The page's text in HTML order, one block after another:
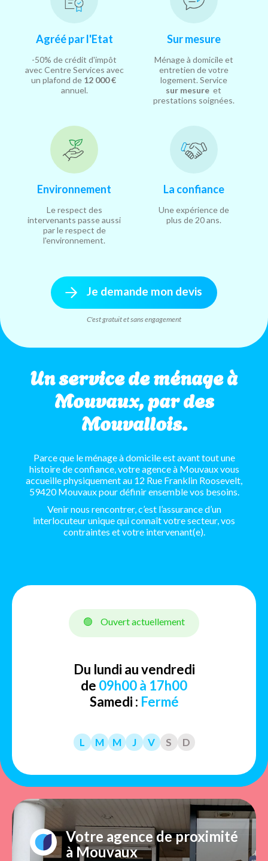
Agréé par l'Etat
-50% de crédit d'impôt
avec Centre Services avec
un plafond de 12 000 €
annuel.
Sur mesure
Ménage à domicile et
entretien de votre
logement. Service
sur mesure et
prestations soignées.
Environnement
Le respect des
intervenants passe aussi
par le respect de
l'environnement.
La confiance
Une expérience de
plus de 20 ans.
Je demande mon devis
C'est gratuit et sans engagement
Un service de ménage à
Mouvaux, par des
Mouvallois.
Parce que le ménage à domicile est avant tout une
histoire de confiance, votre agence à Mouvaux vous
accueille physiquement au 12 Rue Franklin Roosevelt,
59420 Mouvaux pour définir ensemble vos besoins.
Venir nous rencontrer, c’est l’assurance d’un
interlocuteur unique qui connaît votre secteur, vos
contraintes et votre intervenant(e).
🟢 Ouvert actuellement
Du lundi au vendredi
de 09h00 à 17h00
Samedi : Fermé
L M M J V S D
Votre agence de proximité
à Mouvaux